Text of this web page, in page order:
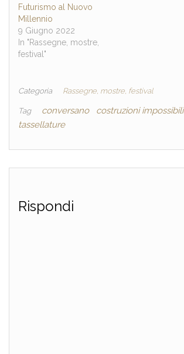
Futurismo al Nuovo
Millennio
9 Giugno 2022
In "Rassegne, mostre,
festival"
Categoria Rassegne, mostre, festival
Tag conversano costruzioni impossibili
tassellature
Rispondi